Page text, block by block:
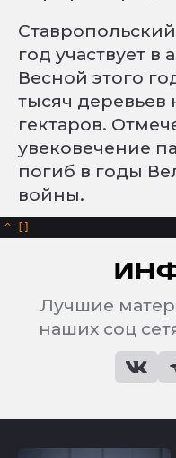
год участвует в
Весной этого
тысяч деревьев
гектаров.
увековечение
погиб в годы
войны.
^
Лучшие
наших соц